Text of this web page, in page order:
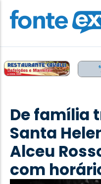
Destaque
Esporte
Geral
Obituário
De família
Santa
Alceu
com